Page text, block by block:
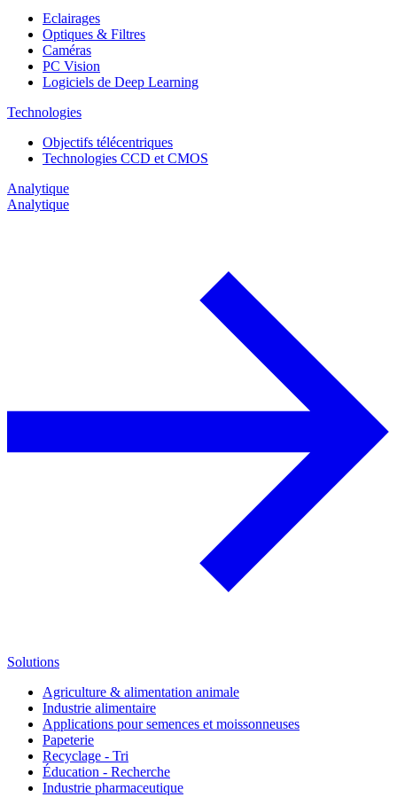
Eclairages
Optiques & Filtres
Caméras
PC Vision
Logiciels de Deep Learning
Technologies
Objectifs télécentriques
Technologies CCD et CMOS
Analytique
Analytique
Solutions
Agriculture & alimentation animale
Industrie alimentaire
Applications pour semences et moissonneuses
Papeterie
Recyclage - Tri
Éducation - Recherche
Industrie pharmaceutique